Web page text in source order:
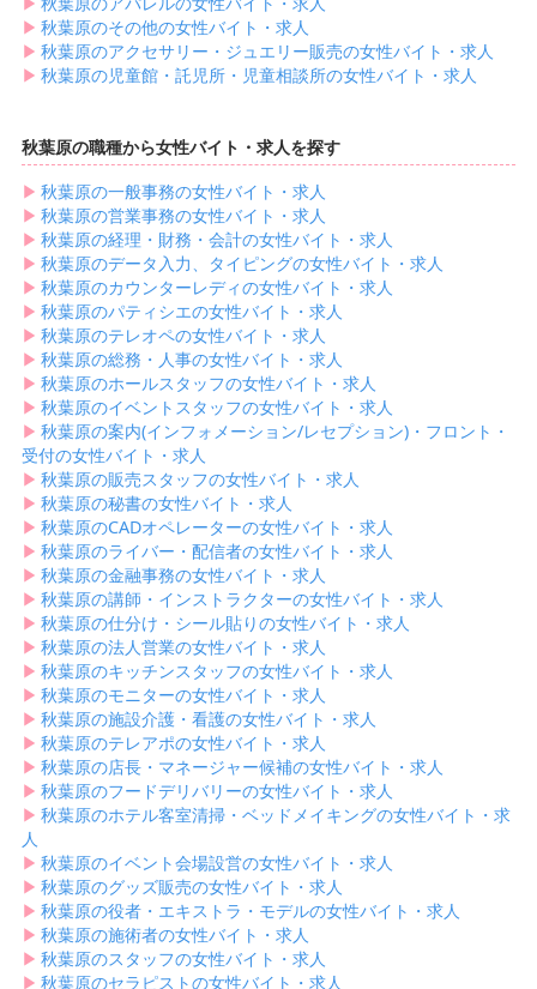
▶︎ 秋葉原のその他の女性バイト・求人
▶︎ 秋葉原のアクセサリー・ジュエリー販売の女性バイト・求人
▶︎ 秋葉原の児童館・託児所・児童相談所の女性バイト・求人
秋葉原の職種から女性バイト・求人を探す
▶︎ 秋葉原の一般事務の女性バイト・求人
▶︎ 秋葉原の営業事務の女性バイト・求人
▶︎ 秋葉原の経理・財務・会計の女性バイト・求人
▶︎ 秋葉原のデータ入力、タイピングの女性バイト・求人
▶︎ 秋葉原のカウンターレディの女性バイト・求人
▶︎ 秋葉原のパティシエの女性バイト・求人
▶︎ 秋葉原のテレオペの女性バイト・求人
▶︎ 秋葉原の総務・人事の女性バイト・求人
▶︎ 秋葉原のホールスタッフの女性バイト・求人
▶︎ 秋葉原のイベントスタッフの女性バイト・求人
▶︎ 秋葉原の案内(インフォメーション/レセプション)・フロント・
受付の女性バイト・求人
▶︎ 秋葉原の販売スタッフの女性バイト・求人
▶︎ 秋葉原の秘書の女性バイト・求人
▶︎ 秋葉原のCADオペレーターの女性バイト・求人
▶︎ 秋葉原のライバー・配信者の女性バイト・求人
▶︎ 秋葉原の金融事務の女性バイト・求人
▶︎ 秋葉原の講師・インストラクターの女性バイト・求人
▶︎ 秋葉原の仕分け・シール貼りの女性バイト・求人
▶︎ 秋葉原の法人営業の女性バイト・求人
▶︎ 秋葉原のキッチンスタッフの女性バイト・求人
▶︎ 秋葉原のモニターの女性バイト・求人
▶︎ 秋葉原の施設介護・看護の女性バイト・求人
▶︎ 秋葉原のテレアポの女性バイト・求人
▶︎ 秋葉原の店長・マネージャー候補の女性バイト・求人
▶︎ 秋葉原のフードデリバリーの女性バイト・求人
▶︎ 秋葉原のホテル客室清掃・ベッドメイキングの女性バイト・求
人
▶︎ 秋葉原のイベント会場設営の女性バイト・求人
▶︎ 秋葉原のグッズ販売の女性バイト・求人
▶︎ 秋葉原の役者・エキストラ・モデルの女性バイト・求人
▶︎ 秋葉原の施術者の女性バイト・求人
▶︎ 秋葉原のスタッフの女性バイト・求人
▶︎ 秋葉原のセラピストの女性バイト・求人